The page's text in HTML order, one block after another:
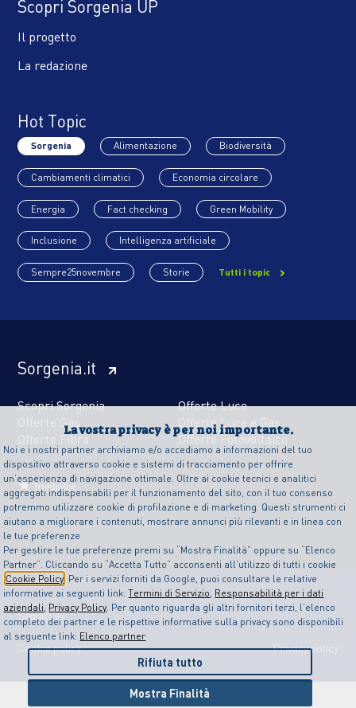
La vostra privacy è per noi importante.
Noi e i nostri partner archiviamo e/o accediamo a informazioni del tuo
dispositivo attraverso cookie e sistemi di tracciamento per offrire
un’esperienza di navigazione ottimale. Oltre ai cookie tecnici e analitici
aggregati indispensabili per il funzionamento del sito, con il tuo consenso
potremmo utilizzare cookie di profilazione e di marketing. Questi strumenti ci
aiutano a migliorare i contenuti, mostrare annunci più rilevanti e in linea con
le tue preferenze
Per gestire le tue preferenze premi su “Mostra Finalità” oppure su “Elenco
Partner”. Cliccando su “Accetta Tutto” acconsenti all’utilizzo di tutti i cookie
Cookie Policy . Per i servizi forniti da Google, puoi consultare le relative
informative ai seguenti link:Termini di Servizio, Responsabilità per i dati
aziendali, Privacy Policy. Per quanto riguarda gli altri fornitori terzi, l’elenco
completo dei partner e le rispettive informative sulla privacy sono disponibili
al seguente link: Elenco partner
Rifiuta tutto
Mostra Finalità
Scopri Sorgenia UP
Il progetto
La redazione
Hot Topic
Sorgenia Alimentazione Biodiversità
Cambiamenti climatici Economia circolare
Energia Fact checking Green Mobility
Inclusione Intelligenza artificiale
Sempre25novembre Storie Tutti i topic
Sorgenia.it
Scopri Sorgenia
Offerte Luce
Offerte Gas
Offerte Luce e Gas
Offerte Fibra
Offerte Fotovoltaico
Seguici su
Cookie policy Privacy policy